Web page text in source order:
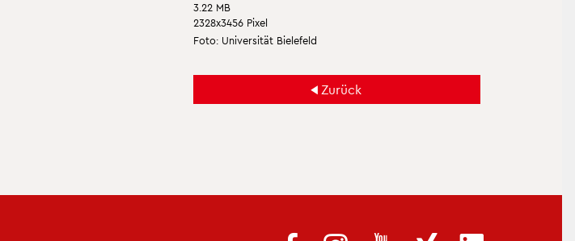
3.22 MB
2328x3456 Pixel
Foto: Uni­ver­si­tät Bie­le­feld
Zu­rück